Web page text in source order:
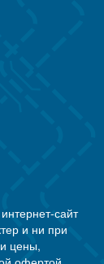
сайт
и ни при
цены,